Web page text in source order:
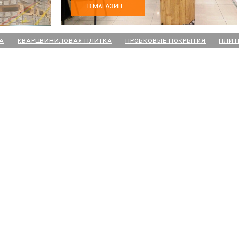
В МАГАЗИН
КВАРЦВИНИЛОВАЯ ПЛИТКА ПРОБКОВЫЕ ПОКРЫТИЯ